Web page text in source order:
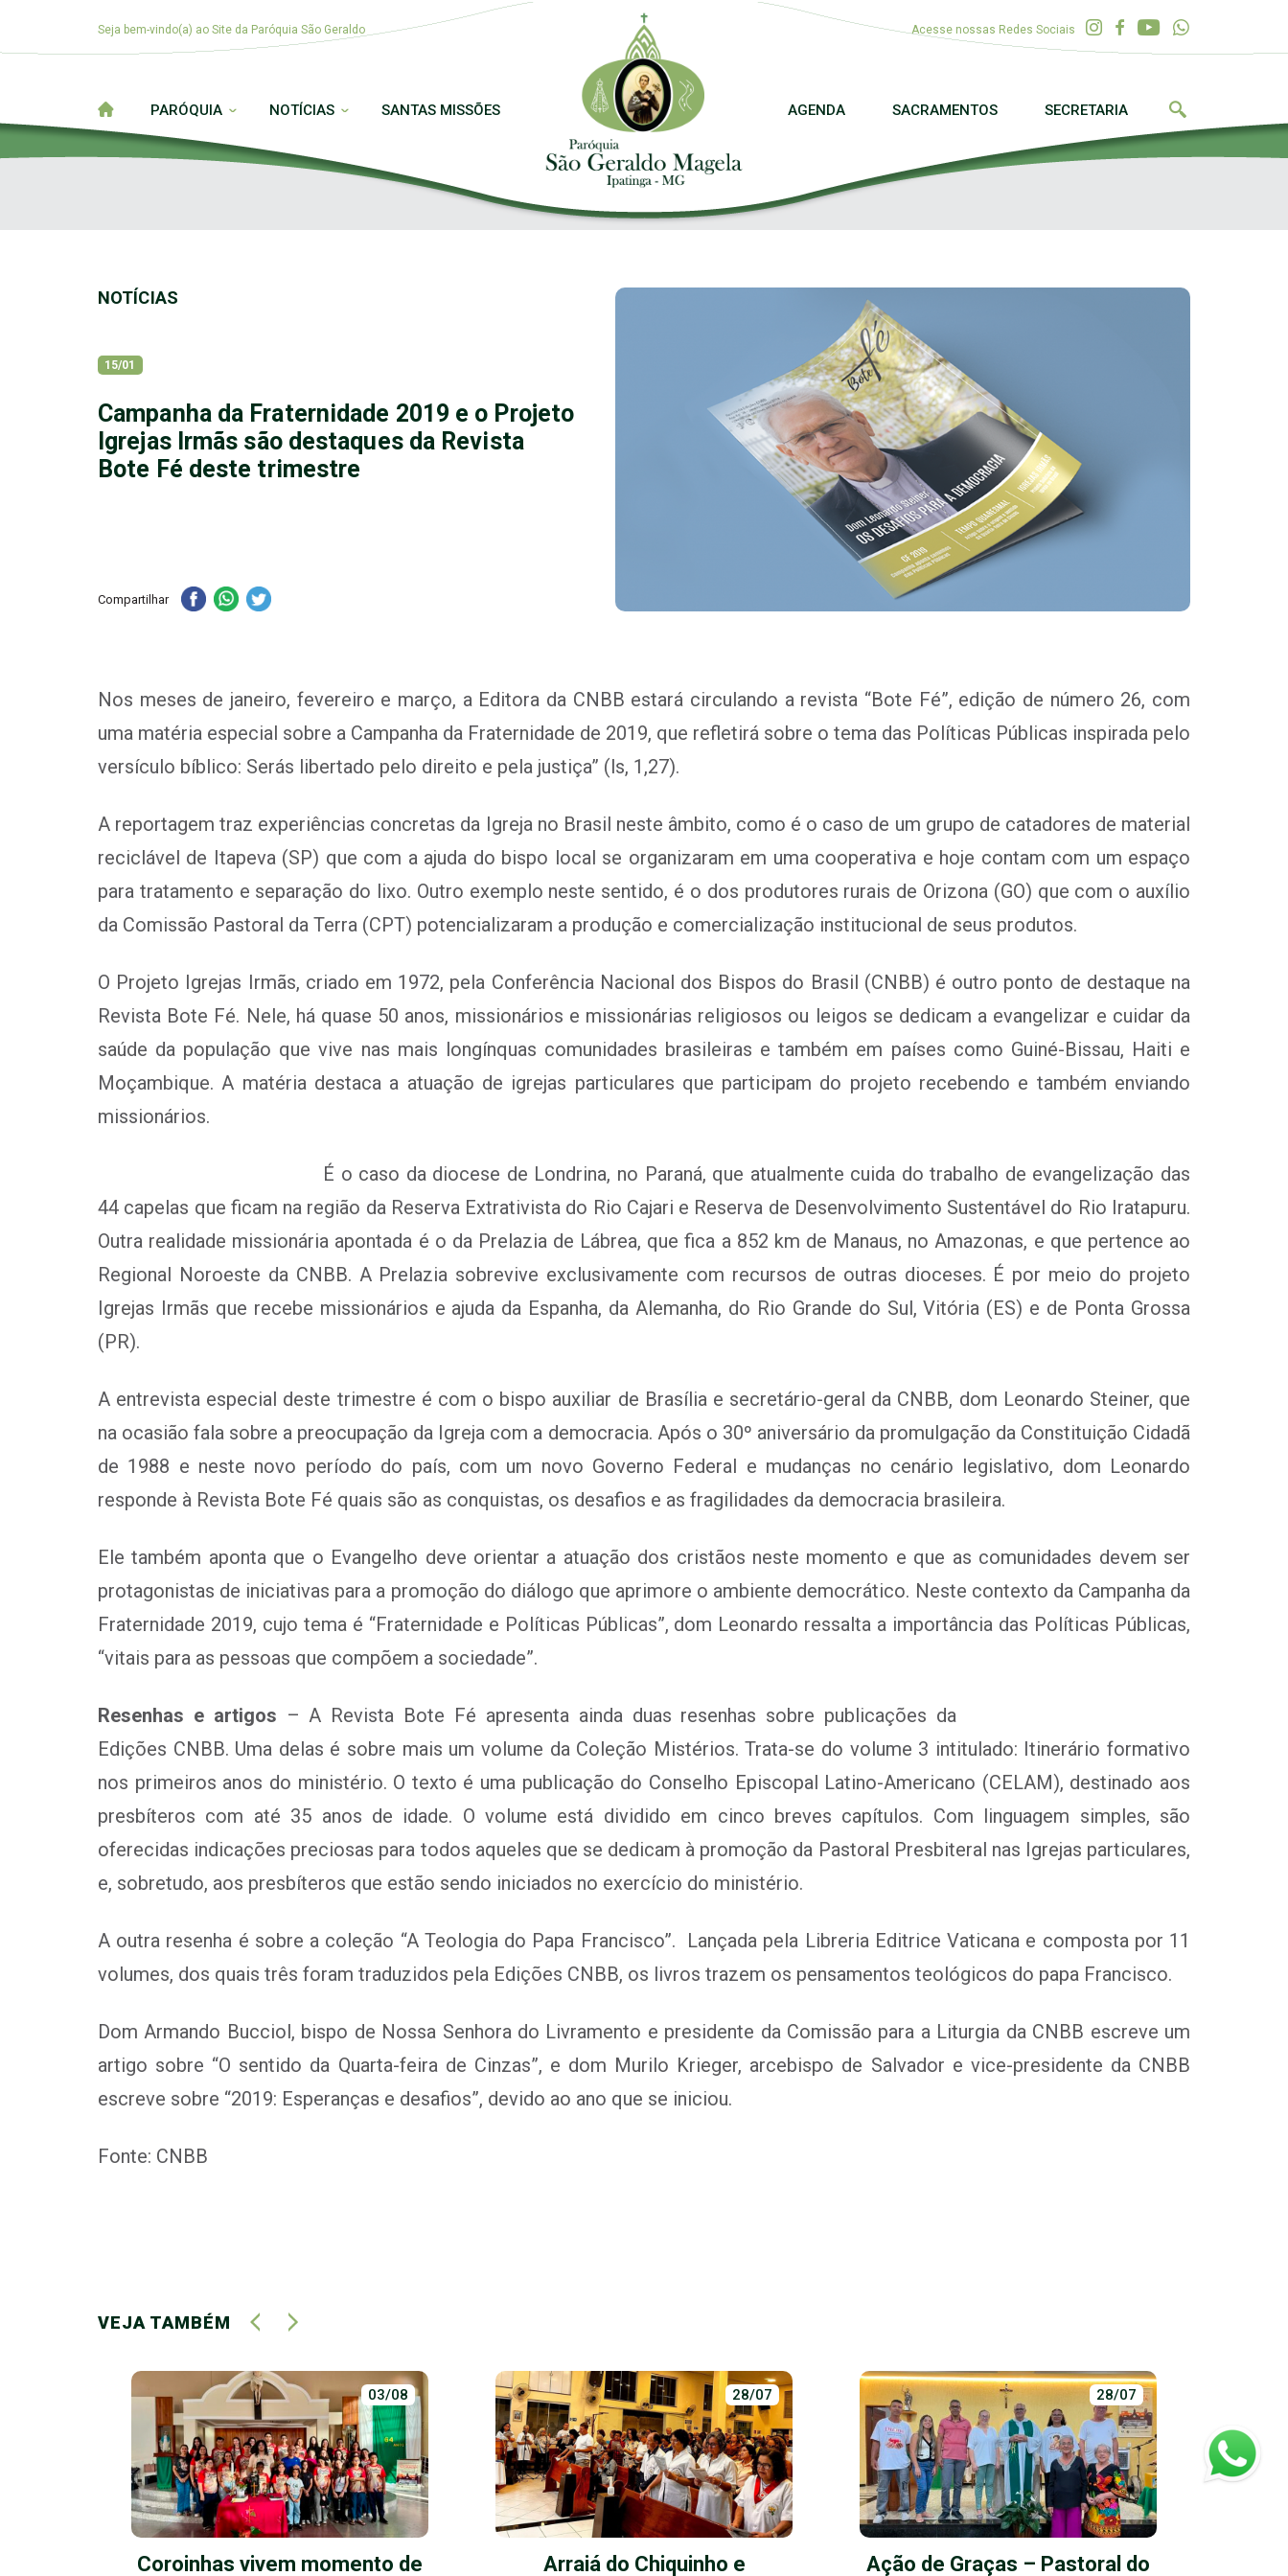
Seja bem-vindo(a) ao Site da Paróquia São Geraldo Acesse nossas Redes Sociais
PARÓQUIA NOTÍCIAS SANTAS MISSÕES AGENDA SACRAMENTOS SECRETARIA
NOTÍCIAS
15/01
Campanha da Fraternidade 2019 e o Projeto
Igrejas Irmãs são destaques da Revista
Bote Fé deste trimestre
Compartilhar
Nos meses de janeiro, fevereiro e março, a Editora da CNBB estará circulando a revista “Bote Fé”, edição de número 26, com
uma matéria especial sobre a Campanha da Fraternidade de 2019, que refletirá sobre o tema das Políticas Públicas inspirada pelo
versículo bíblico: Serás libertado pelo direito e pela justiça” (ls, 1,27).
A reportagem traz experiências concretas da Igreja no Brasil neste âmbito, como é o caso de um grupo de catadores de material
reciclável de Itapeva (SP) que com a ajuda do bispo local se organizaram em uma cooperativa e hoje contam com um espaço
para tratamento e separação do lixo. Outro exemplo neste sentido, é o dos produtores rurais de Orizona (GO) que com o auxílio
da Comissão Pastoral da Terra (CPT) potencializaram a produção e comercialização institucional de seus produtos.
O Projeto Igrejas Irmãs, criado em 1972, pela Conferência Nacional dos Bispos do Brasil (CNBB) é outro ponto de destaque na
Revista Bote Fé. Nele, há quase 50 anos, missionários e missionárias religiosos ou leigos se dedicam a evangelizar e cuidar da
saúde da população que vive nas mais longínquas comunidades brasileiras e também em países como Guiné-Bissau, Haiti e
Moçambique. A matéria destaca a atuação de igrejas particulares que participam do projeto recebendo e também enviando
missionários.
É o caso da diocese de Londrina, no Paraná, que atualmente cuida do trabalho de evangelização das
44 capelas que ficam na região da Reserva Extrativista do Rio Cajari e Reserva de Desenvolvimento Sustentável do Rio Iratapuru.
Outra realidade missionária apontada é o da Prelazia de Lábrea, que fica a 852 km de Manaus, no Amazonas, e que pertence ao
Regional Noroeste da CNBB. A Prelazia sobrevive exclusivamente com recursos de outras dioceses. É por meio do projeto
Igrejas Irmãs que recebe missionários e ajuda da Espanha, da Alemanha, do Rio Grande do Sul, Vitória (ES) e de Ponta Grossa
(PR).
A entrevista especial deste trimestre é com o bispo auxiliar de Brasília e secretário-geral da CNBB, dom Leonardo Steiner, que
na ocasião fala sobre a preocupação da Igreja com a democracia. Após o 30º aniversário da promulgação da Constituição Cidadã
de 1988 e neste novo período do país, com um novo Governo Federal e mudanças no cenário legislativo, dom Leonardo
responde à Revista Bote Fé quais são as conquistas, os desafios e as fragilidades da democracia brasileira.
Ele também aponta que o Evangelho deve orientar a atuação dos cristãos neste momento e que as comunidades devem ser
protagonistas de iniciativas para a promoção do diálogo que aprimore o ambiente democrático. Neste contexto da Campanha da
Fraternidade 2019, cujo tema é “Fraternidade e Políticas Públicas”, dom Leonardo ressalta a importância das Políticas Públicas,
“vitais para as pessoas que compõem a sociedade”.
Resenhas e artigos – A Revista Bote Fé apresenta ainda duas resenhas sobre publicações da
Edições CNBB. Uma delas é sobre mais um volume da Coleção Mistérios. Trata-se do volume 3 intitulado: Itinerário formativo
nos primeiros anos do ministério. O texto é uma publicação do Conselho Episcopal Latino-Americano (CELAM), destinado aos
presbíteros com até 35 anos de idade. O volume está dividido em cinco breves capítulos. Com linguagem simples, são
oferecidas indicações preciosas para todos aqueles que se dedicam à promoção da Pastoral Presbiteral nas Igrejas particulares,
e, sobretudo, aos presbíteros que estão sendo iniciados no exercício do ministério.
A outra resenha é sobre a coleção “A Teologia do Papa Francisco”. Lançada pela Libreria Editrice Vaticana e composta por 11
volumes, dos quais três foram traduzidos pela Edições CNBB, os livros trazem os pensamentos teológicos do papa Francisco.
Dom Armando Bucciol, bispo de Nossa Senhora do Livramento e presidente da Comissão para a Liturgia da CNBB escreve um
artigo sobre “O sentido da Quarta-feira de Cinzas”, e dom Murilo Krieger, arcebispo de Salvador e vice-presidente da CNBB
escreve sobre “2019: Esperanças e desafios”, devido ao ano que se iniciou.
Fonte: CNBB
VEJA TAMBÉM
03/08
Coroinhas vivem momento de
28/07
Arraiá do Chiquinho e
28/07
Ação de Graças – Pastoral do